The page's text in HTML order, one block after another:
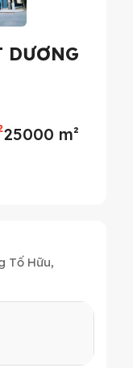
25000 m²
Tố Hữu,